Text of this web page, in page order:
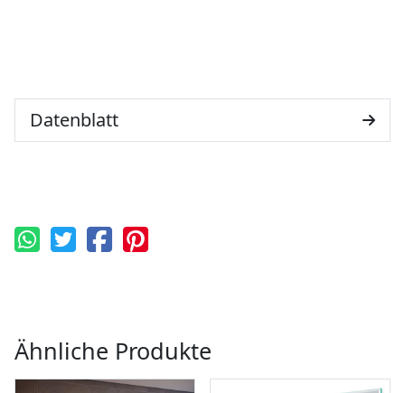
Datenblatt
Ähnliche Produkte